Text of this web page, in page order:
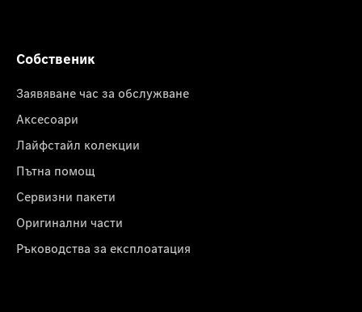
Собственик
Заявяване час за обслужване
Аксесоари
Лайфстайл колекции
Пътна помощ
Сервизни пакети
Оригинални части
Ръководства за експлоатация